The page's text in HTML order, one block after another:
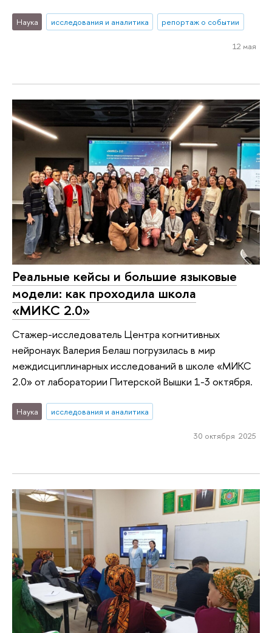
Наука исследования и аналитика репортаж о событии
12 мая
Реальные кейсы и большие языковые
модели: как проходила школа
«МИКС 2.0»
Стажер-исследователь Центра когнитивных
нейронаук Валерия Белаш погрузилась в мир
междисциплинарных исследований в школе «МИКС
2.0» от лаборатории Питерской Вышки 1-3 октября.
Наука исследования и аналитика
30 октября 2025